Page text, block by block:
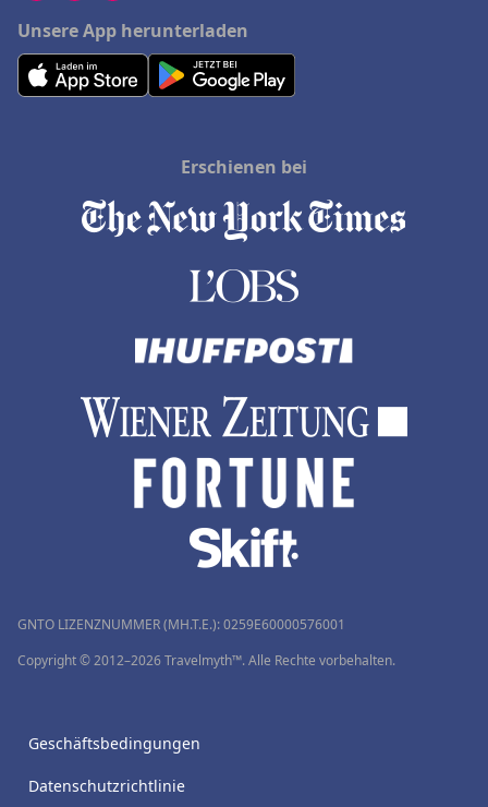
Unsere App herunterladen
Erschienen bei
GNTO LIZENZNUMMER (MH.T.E.): 0259Ε60000576001
Copyright © 2012–2026 Travelmyth™. Alle Rechte vorbehalten.
Geschäftsbedingungen
Datenschutzrichtlinie